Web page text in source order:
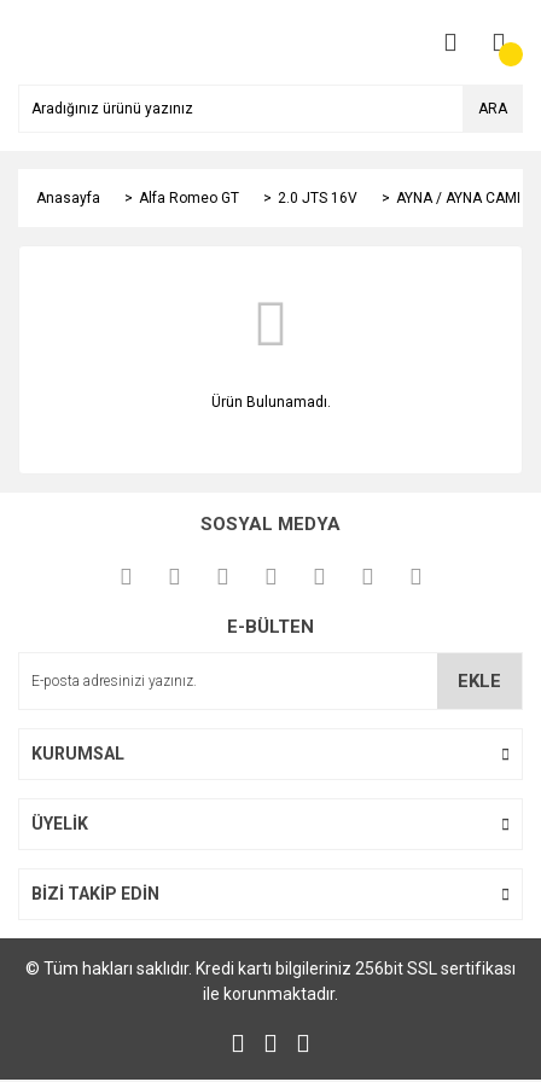
ARA
Anasayfa Alfa Romeo GT 2.0 JTS 16V AYNA / AYNA CAMI
Ürün Bulunamadı.
SOSYAL MEDYA
E-BÜLTEN
EKLE
KURUMSAL
ÜYELİK
BİZİ TAKİP EDİN
© Tüm hakları saklıdır. Kredi kartı bilgileriniz 256bit SSL sertifikası
ile korunmaktadır.